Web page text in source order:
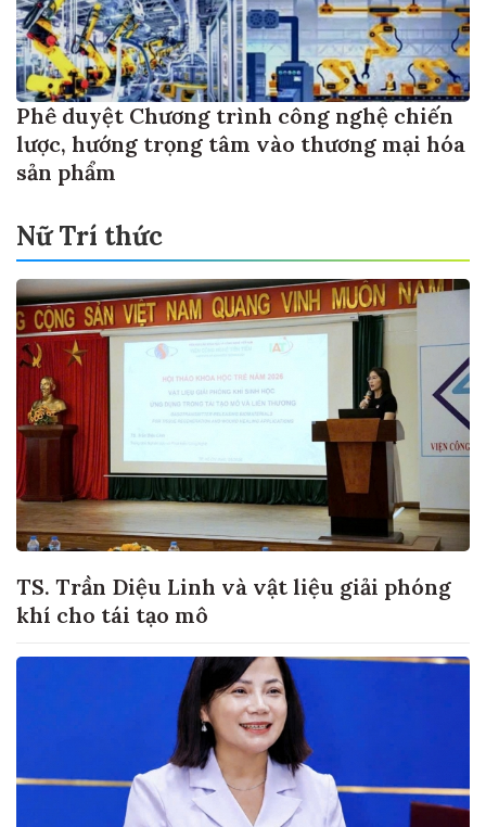
Phê duyệt Chương trình công nghệ chiến
lược, hướng trọng tâm vào thương mại hóa
sản phẩm
Nữ Trí thức
TS. Trần Diệu Linh và vật liệu giải phóng
khí cho tái tạo mô